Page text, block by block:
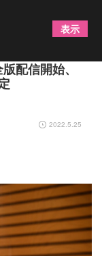
レ朝『グッ
配信開始、
2022.5.25
表示